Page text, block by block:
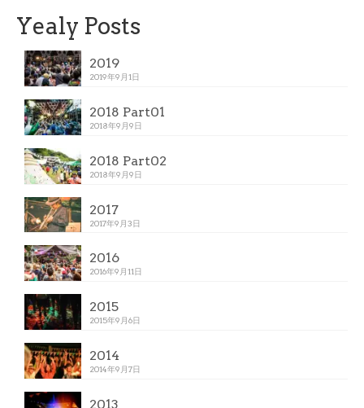
Yealy Posts
2019
2019年9月1日
2018 Part01
2018年9月9日
2018 Part02
2018年9月9日
2017
2017年9月3日
2016
2016年9月11日
2015
2015年9月6日
2014
2014年9月7日
2013